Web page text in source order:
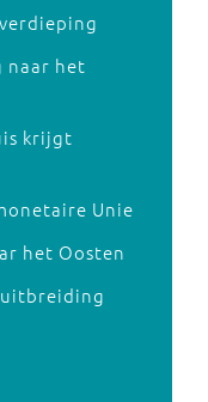
naar het
krijgt
Unie
het Oosten